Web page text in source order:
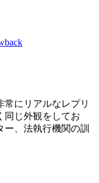
にリアルなレプリ
同じ外観をしてお
、法執行機関の訓